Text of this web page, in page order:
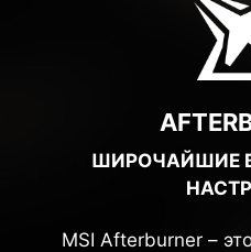
ШИРОЧАЙШИЕ
MSI Afterburner –